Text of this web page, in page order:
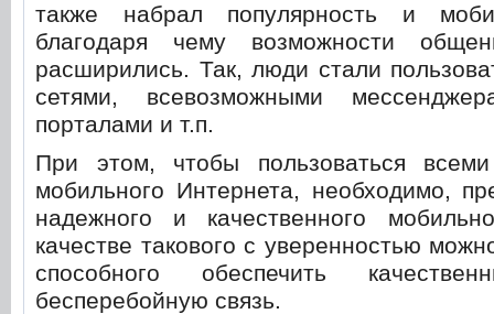
также набрал популярность и
благодаря чему возможности
расширились. Так, люди стали
сетями, всевозможными
порталами и т.п.
При этом, чтобы пользоваться
мобильного Интернета, необходимо,
надежного и качественного
качестве такового с уверенностью
способного обеспечить
бесперебойную связь.